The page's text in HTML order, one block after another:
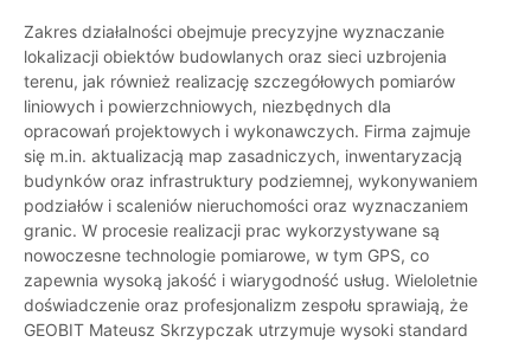
Zakres działalności obejmuje precyzyjne wyznaczanie
lokalizacji obiektów budowlanych oraz sieci uzbrojenia
terenu, jak również realizację szczegółowych pomiarów
liniowych i powierzchniowych, niezbędnych dla
opracowań projektowych i wykonawczych. Firma zajmuje
się m.in. aktualizacją map zasadniczych, inwentaryzacją
budynków oraz infrastruktury podziemnej, wykonywaniem
podziałów i scaleniów nieruchomości oraz wyznaczaniem
granic. W procesie realizacji prac wykorzystywane są
nowoczesne technologie pomiarowe, w tym GPS, co
zapewnia wysoką jakość i wiarygodność usług. Wieloletnie
doświadczenie oraz profesjonalizm zespołu sprawiają, że
GEOBIT Mateusz Skrzypczak utrzymuje wysoki standard